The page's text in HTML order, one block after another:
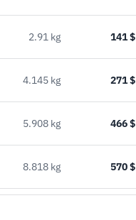
2.91 kg 141 $
4.145 kg 271 $
5.908 kg 466 $
8.818 kg 570 $